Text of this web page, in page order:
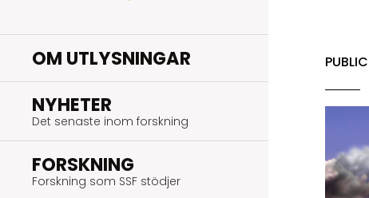
OM UTLYSNINGAR
NYHETER
Det senaste inom forskning
FORSKNING
Forskning som SSF stödjer